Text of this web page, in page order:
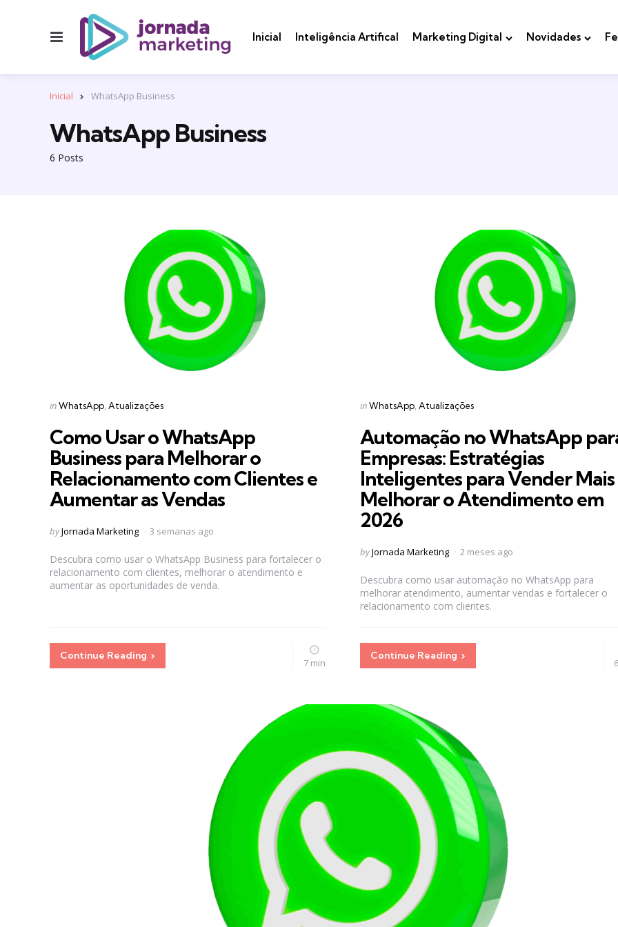
Inicial Inteligência Artifical Marketing Digital Novidades
Inicial WhatsApp Business
6 Posts
WhatsApp Business
Categories
Posted
inWhatsApp Atualizações
Como Usar o WhatsApp
Business para Melhorar o
Relacionamento com Clientes e
Aumentar as Vendas
Posted
byJornada Marketing 3 semanas ago
Descubra como usar o WhatsApp Business para fortalecer o
relacionamento com clientes, melhorar o atendimento e
aumentar as oportunidades de venda.
Continue Reading
7 min
Categories
Posted
inWhatsApp Atualizações
Automação no WhatsApp
Empresas: Estratégias
Inteligentes para Vender Mais
Melhorar o Atendimento em
2026
Posted
byJornada Marketing 2 meses ago
Descubra como usar automação no WhatsApp para
melhorar atendimento, aumentar vendas e fortalecer o
relacionamento com clientes.
Continue Reading